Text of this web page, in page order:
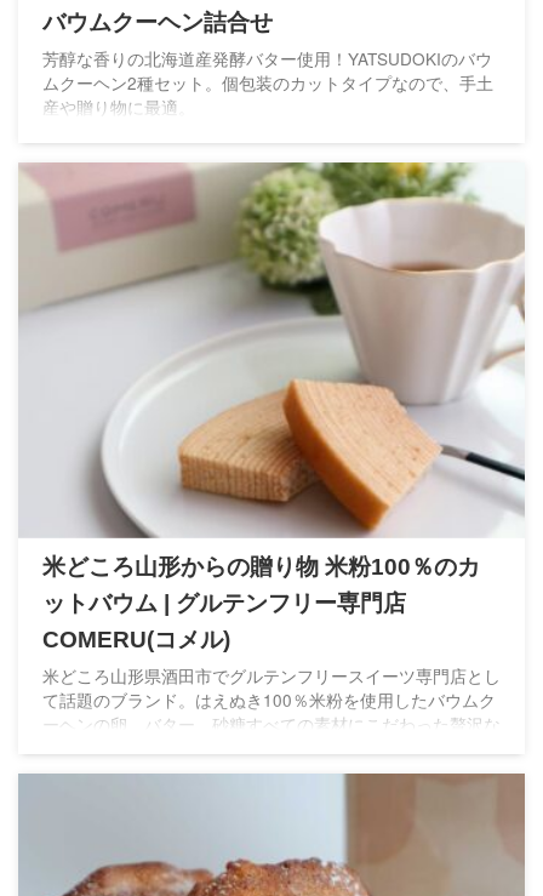
バウムクーヘン詰合せ
芳醇な香りの北海道産発酵バター使用！YATSUDOKIのバウ
ムクーヘン2種セット。個包装のカットタイプなので、手土
産や贈り物に最適。
米どころ山形からの贈り物 米粉100％のカ
ットバウム | グルテンフリー専門店
COMERU(コメル)
米どころ山形県酒田市でグルテンフリースイーツ専門店とし
て話題のブランド。はえぬき100％米粉を使用したバウムク
ーヘンの卵、バター、砂糖すべての素材にこだわった贅沢な